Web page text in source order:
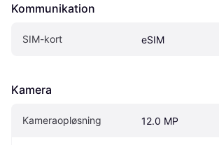
Kommunikation
SIM-kort eSIM
Kamera
Kameraopløsning 12.0 MP